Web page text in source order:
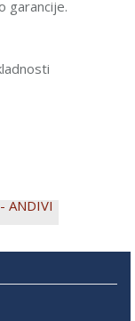
garancije.